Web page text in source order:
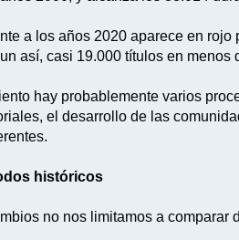
a los años 2020 aparece en
así, casi 19.000 títulos en
hay probablemente varios
el desarrollo de las
históricos
no nos limitamos a